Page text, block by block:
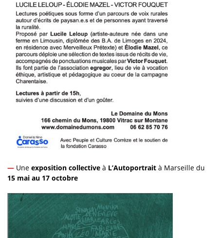
— Une exposition collective à L’Autoportrait à Marseille du
15 mai au 17 octobre